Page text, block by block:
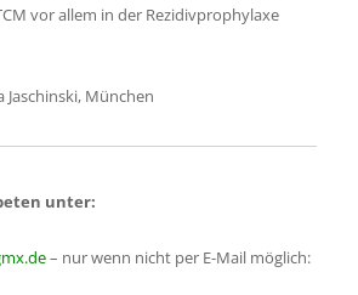
vor allem in der Rezidivprophylaxe
Jaschinski, München
unter:
– nur wenn nicht per E-Mail möglich: